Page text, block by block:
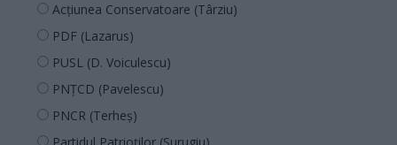
Acțiunea Conservatoare (Târziu)
PDF (Lazarus)
PUSL (D. Voiculescu)
PNȚCD (Pavelescu)
PNCR (Terheș)
Partidul Patrioților (Surugiu)